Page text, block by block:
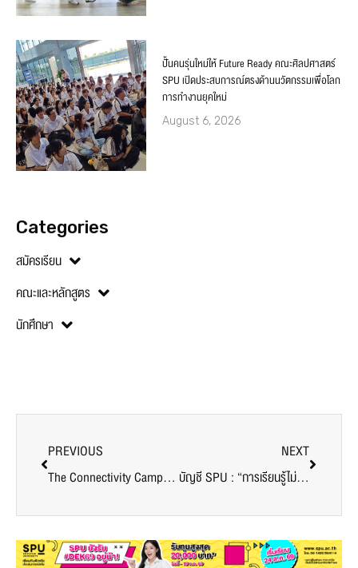
ปั้นคนรุ่นใหม่ให้ Future Ready คณะศิลปศาสตร์
SPU เปิดประสบการณ์ตรงด้านนวัตกรรมเพื่อโลก
การทำงานยุคใหม่
August 6, 2026
Categories
สมัครเรียน
คณะและหลักสูตร
นักศึกษา
PREVIOUS
The Connectivity Campus ก้าวสู่ปีที่6
NEXT
บัญชี SPU : “การเรียนรู้ไม่มีคำว่าสิ้นสุด ขอแค่เรียนรู้ เปิดใจยอมรับ พัฒนาสม่ำเสมอและลงมือทำ”